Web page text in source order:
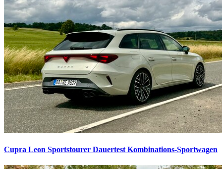
Cupra Leon Sportstourer Dauertest Kombinations-Sportwagen